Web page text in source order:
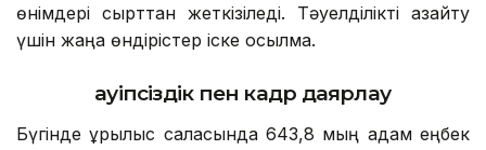
өнімдері сырттан жеткізіледі. Тәуелділікті азайту
үшін жаңа өндірістер іске қосылмақ.
Қауіпсіздік пен кадр даярлау
Бүгінде құрылыс саласында 643,8 мың адам еңбек